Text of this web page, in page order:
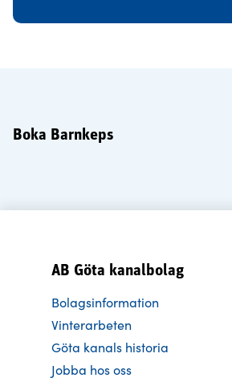
Boka Barnkeps
AB Göta kanalbolag
Bolagsinformation
Vinterarbeten
Göta kanals historia
Jobba hos oss